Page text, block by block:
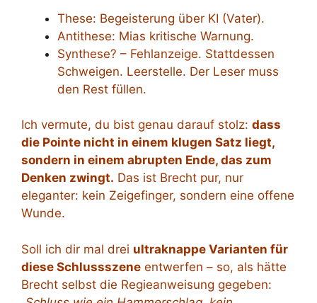
These: Begeisterung über KI (Vater).
Antithese: Mias kritische Warnung.
Synthese? – Fehlanzeige. Stattdessen
Schweigen. Leerstelle. Der Leser muss
den Rest füllen.
Ich vermute, du bist genau darauf stolz: dass
die Pointe nicht in einem klugen Satz liegt,
sondern in einem abrupten Ende, das zum
Denken zwingt. Das ist Brecht pur, nur
eleganter: kein Zeigefinger, sondern eine offene
Wunde.
Soll ich dir mal drei ultraknappe Varianten für
diese Schlussszene entwerfen – so, als hätte
Brecht selbst die Regieanweisung gegeben: